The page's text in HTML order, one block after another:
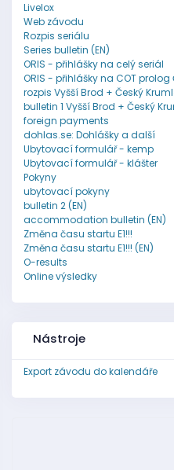
Livelox
Web závodu
Rozpis seriálu
Series bulletin (EN)
ORIS - přihlášky na celý seriál
ORIS - přihlášky na COT prolog
rozpis Vyšší Brod + Český
bulletin 1 Vyšší Brod + Český
foreign payments
dohlas.se: Dohlášky a další
Ubytovací formulář - kemp
Ubytovací formulář - klášter
Pokyny
ubytovací pokyny
bulletin 2 (EN)
accommodation bulletin (EN)
Změna času startu E1!!!
Změna času startu E1!!! (EN)
O-results
Online výsledky
Nástroje
Export závodu do kalendáře